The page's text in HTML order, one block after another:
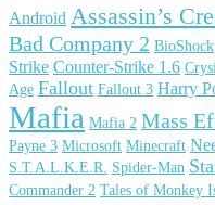
Android Assassin’s
Bad Company 2 BioShock
Strike Counter-Strike 1.6
Age Fallout Fallout 3 Harry
Mafia Mafia 2 Mass
Payne 3 Microsoft Minecraft
S.T.A.L.K.E.R. Spider-Man
Commander 2 Tales of Monkey